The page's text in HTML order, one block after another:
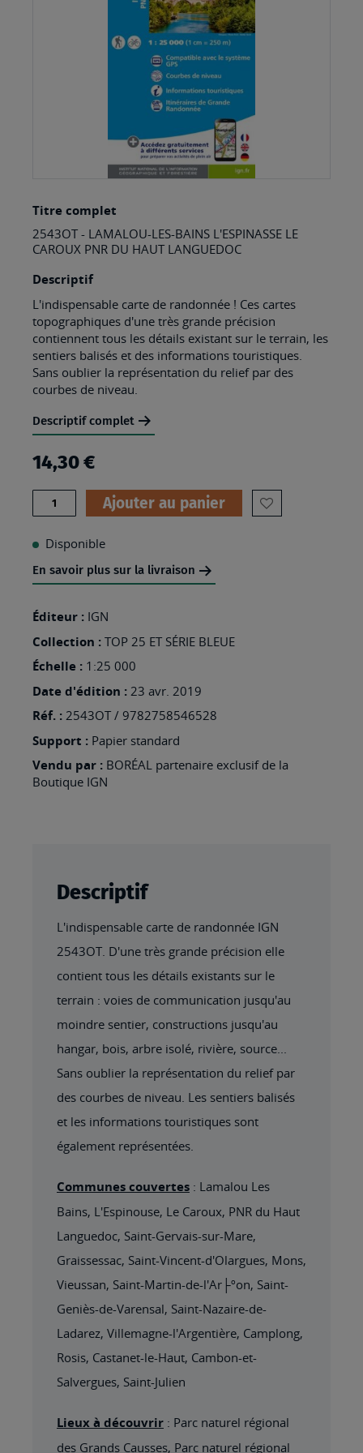
to
the
of
the
images
gallery
Titre complet
2543OT - LAMALOU-LES-BAINS L'ESPINASSE LE
CAROUX PNR DU HAUT LANGUEDOC
Descriptif
L'indispensable carte de randonnée ! Ces cartes
topographiques d'une très grande précision
contiennent tous les détails existant sur le terrain, les
sentiers balisés et des informations touristiques.
Sans oublier la représentation du relief par des
courbes de niveau.
Descriptif complet
14,30 €
Quantité Ajouter au panier
AJOUTER
BAINS
Disponible
En savoir plus sur la livraison
Éditeur : IGN
Collection : TOP 25 ET SÉRIE BLEUE
Échelle : 1:25 000
Date d'édition : 23 avr. 2019
Réf. : 2543OT / 9782758546528
Support : Papier standard
Vendu par : BORÉAL partenaire exclusif de la
Boutique IGN
Descriptif
L'indispensable carte de randonnée IGN
2543OT. D'une très grande précision elle
contient tous les détails existants sur le
terrain : voies de communication jusqu'au
moindre sentier, constructions jusqu'au
hangar, bois, arbre isolé, rivière, source...
Sans oublier la représentation du relief par
des courbes de niveau. Les sentiers balisés
et les informations touristiques sont
également représentées.
Communes couvertes : Lamalou Les
Bains, L'Espinouse, Le Caroux, PNR du Haut
Languedoc, Saint-Gervais-sur-Mare,
Graissessac, Saint-Vincent-d'Olargues, Mons,
Vieussan, Saint-Martin-de-l'Ar├ºon, Saint-
Geniès-de-Varensal, Saint-Nazaire-de-
Ladarez, Villemagne-l'Argentière, Camplong,
Rosis, Castanet-le-Haut, Cambon-et-
Salvergues, Saint-Julien
Lieux à découvrir : Parc naturel régional
des Grands Causses, Parc naturel régional